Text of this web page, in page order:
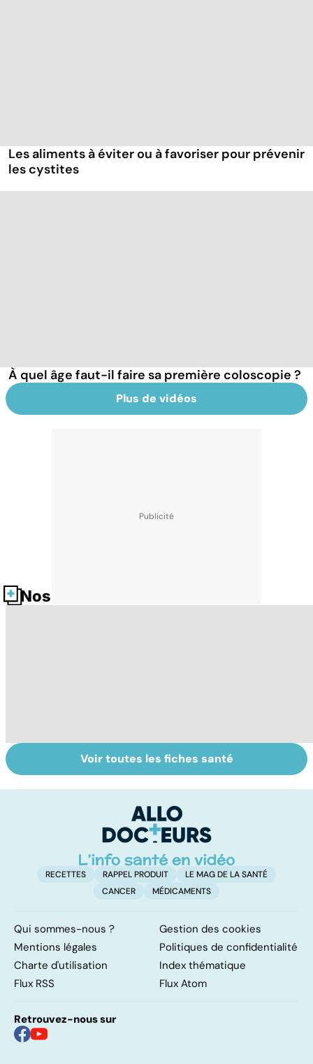
Les aliments à éviter ou à favoriser pour prévenir
les cystites
À quel âge faut-il faire sa première coloscopie ?
Plus de vidéos
Nos fiches santé
Médecine de
proximité : quel
Imagerie
médicale : du
capsule caméra
Voir toutes les fiches santé
RECETTES RAPPEL PRODUIT
LE MAG DE LA SANTÉ
CANCER
MÉDICAMENTS
Qui sommes-nous ?
Gestion des cookies
Mentions légales
Politiques de confidentialité
Charte d'utilisation
Index thématique
Flux RSS
Flux Atom
Retrouvez-nous sur